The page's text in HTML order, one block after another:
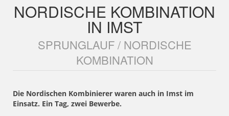
NORDISCHE KOMBINATION
IN IMST
SPRUNGLAUF / NORDISCHE
KOMBINATION
Die Nordischen Kombinierer waren auch in Imst im
Einsatz. Ein Tag, zwei Bewerbe.